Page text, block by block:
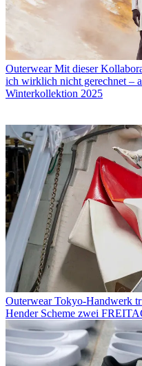
Outerwear Mit dieser
ich wirklich nicht gerechnet –
Winterkollektion 2025
Outerwear Tokyo-Handwerk
Hender Scheme zwei